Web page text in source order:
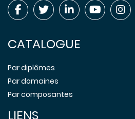
CATALOGUE
Par diplômes
Par domaines
Par composantes
LIENS